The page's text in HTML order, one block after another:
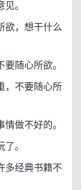
。
，想干什么
随心所欲。
不要随心所
做不好的。
。
经典书籍不